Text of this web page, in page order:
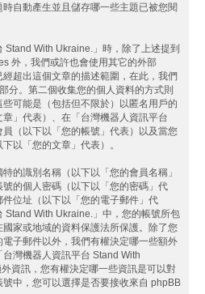
自動產生並且儲存哪一些主題已被您閱
Stand With Ukraine.」時，除了上述提到
外，我們或許也會使用其它的外部
超出這個文章的描述範圍，在此，我們
分。第二個收集您的個人資料的方式則
可能是（包括但不限於）以匿名用戶的
」代表）、在「台灣機器人資訊平台
（以下以「您的帳號」代表）以及當您
以「您的文章」代表）。
的識別名稱（以下以「您的會員名稱」
的個人密碼（以下以「您的密碼」代
位址（以下以「您的電子郵件」代
Stand With Ukraine.」中，您的帳號所包
家或地域的資料保護法所保護。除了您
子郵件以外，我們有權決定哪一些額外
灣機器人資訊平台 Stand With
資訊，您有權決定哪一些資訊是可以對
中，您可以選擇是否要接收來自 phpBB